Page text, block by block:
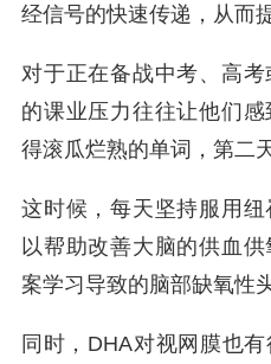
经信号的快速传递，从而
对于正在备战中考、高
的课业压力往往让他们
得滚瓜烂熟的单词，第二
这时候，每天坚持服用
以帮助改善大脑的供血
案学习导致的脑部缺氧性
同时，DHA对视网膜也